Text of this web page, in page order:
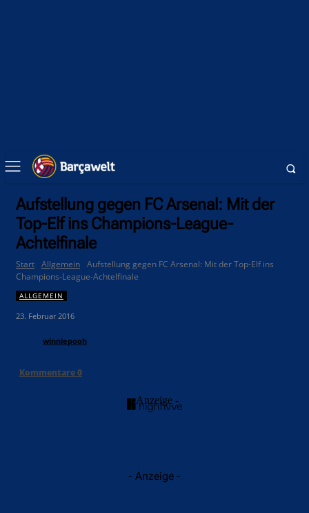
Aufstellung gegen FC Arsenal: Mit der
Top-Elf ins Champions-League-
Achtelfinale
Start Allgemein Aufstellung gegen FC Arsenal: Mit der Top-Elf ins
Champions-League-Achtelfinale
ALLGEMEIN
23. Februar 2016
winniepooh
Kommentare0
- Anzeige -
- Anzeige -